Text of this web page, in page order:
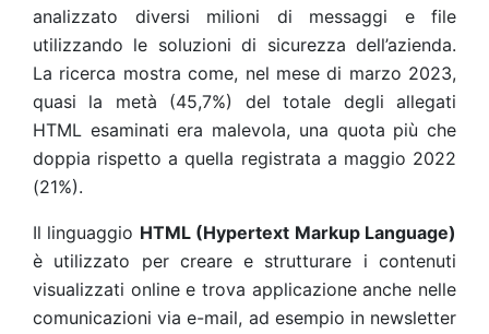
analizzato diversi milioni di messaggi e file
utilizzando le soluzioni di sicurezza dell’azienda.
La ricerca mostra come, nel mese di marzo 2023,
quasi la metà (45,7%) del totale degli allegati
HTML esaminati era malevola, una quota più che
doppia rispetto a quella registrata a maggio 2022
(21%).
Il linguaggio HTML (Hypertext Markup Language)
è utilizzato per creare e strutturare i contenuti
visualizzati online e trova applicazione anche nelle
comunicazioni via e-mail, ad esempio in newsletter